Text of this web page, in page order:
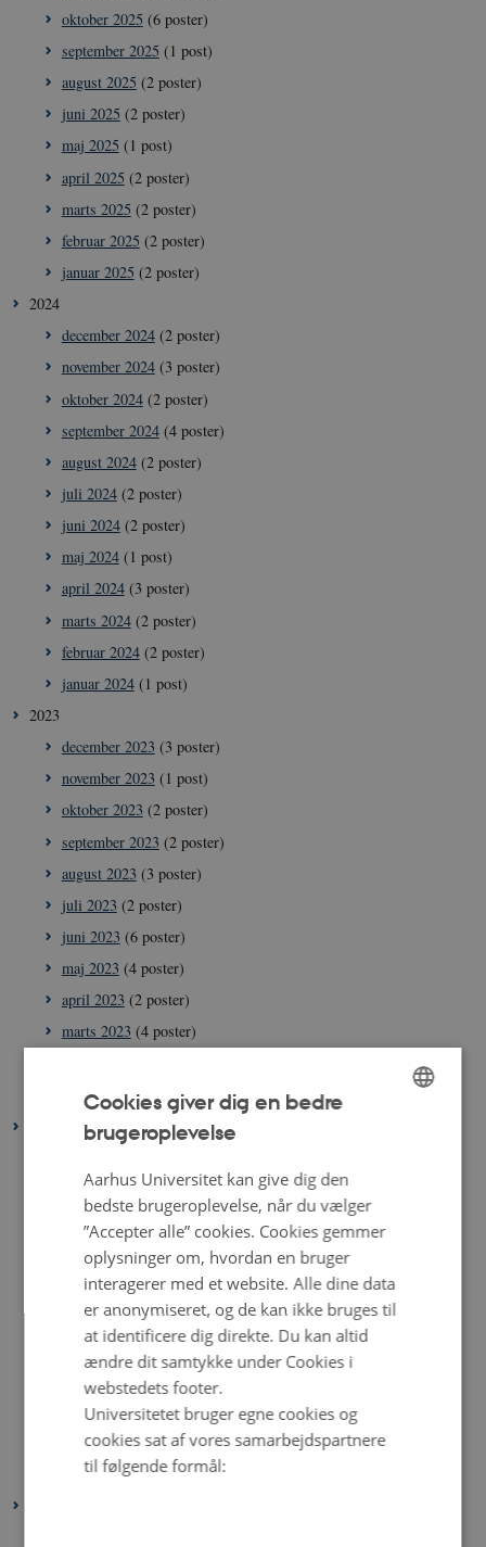
oktober 2025 (6 poster)
september 2025 (1 post)
august 2025 (2 poster)
juni 2025 (2 poster)
maj 2025 (1 post)
april 2025 (2 poster)
marts 2025 (2 poster)
februar 2025 (2 poster)
januar 2025 (2 poster)
2024
december 2024(2 poster)
november 2024(3 poster)
oktober 2024(2 poster)
september 2024(4 poster)
august 2024(2 poster)
juli 2024(2 poster)
juni 2024(2 poster)
maj 2024(1 post)
april 2024(3 poster)
marts 2024(2 poster)
februar 2024(2 poster)
januar 2024(1 post)
2023
december 2023 (3 poster)
november 2023 (1 post)
oktober 2023 (2 poster)
september 2023 (2 poster)
august 2023 (3 poster)
juli 2023 (2 poster)
juni 2023 (6 poster)
maj 2023 (4 poster)
april 2023 (2 poster)
marts 2023 (4 poster)
januar 2023(4 poster)
november 2022(2 poster)
oktober 2022
(4 poster)
september 2022(4 poster)
august 2022(4 poster)
juli 2022(5 poster)
juni 2022(1 post)
maj 2022
(6 poster)
april 2022(4 poster)
februar 2022(4 poster)
januar 2022(3 poster)
Cookies giver dig en bedre
brugeroplevelse
Aarhus Universitet kan give dig den
bedste brugeroplevelse, når du vælger
”Accepter alle” cookies. Cookies gemmer
oplysninger om, hvordan en bruger
interagerer med et website. Alle dine data
er anonymiseret, og de kan ikke bruges til
at identificere dig direkte. Du kan altid
ændre dit samtykke under Cookies i
webstedets footer.
Universitetet bruger egne cookies og
cookies sat af vores samarbejdspartnere
til følgende formål: